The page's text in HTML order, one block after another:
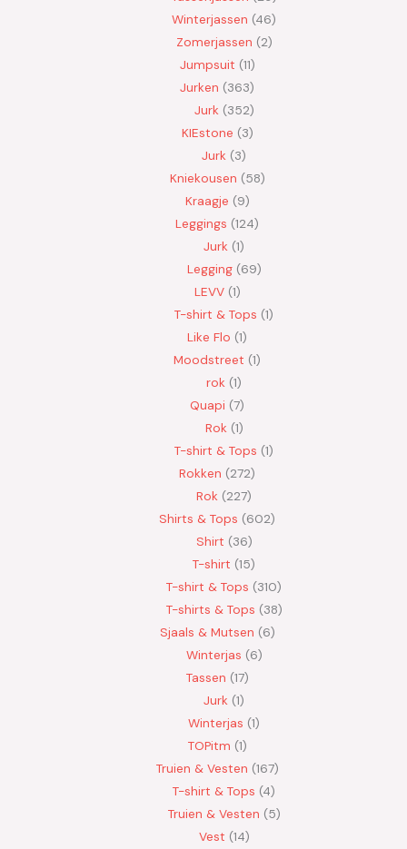
Winterjassen 46
Zomerjassen 2
Jumpsuit 11
Jurken 363
Jurk 352
KIEstone 3
Jurk 3
Kniekousen 58
Kraagje 9
Leggings 124
Jurk 1
Legging 69
LEVV 1
T-shirt & Tops 1
Like Flo 1
Moodstreet 1
rok 1
Quapi 7
Rok 1
T-shirt & Tops 1
Rokken 272
Rok 227
Shirts & Tops 602
Shirt 36
T-shirt 15
T-shirt & Tops 310
T-shirts & Tops 38
Sjaals & Mutsen 6
Winterjas 6
Tassen 17
Jurk 1
Winterjas 1
TOPitm 1
Truien & Vesten 167
T-shirt & Tops 4
Truien & Vesten 5
Vest 14